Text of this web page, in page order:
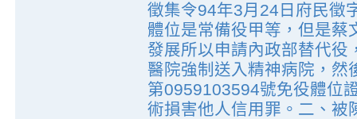
徵集令94年3月24日府民徵
體位是常備役甲等，但是蔡
發展所以申請內政部替代役
醫院強制送入精神病院，然
第0959103594號免役體位
術損害他人信用罪。二、被